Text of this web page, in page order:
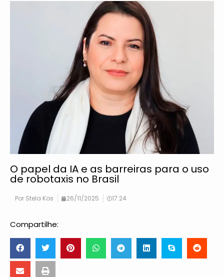
O papel da IA e as barreiras para o uso
de robotaxis no Brasil
Por Stela Kos 26/11/2025 17:24
Compartilhe: